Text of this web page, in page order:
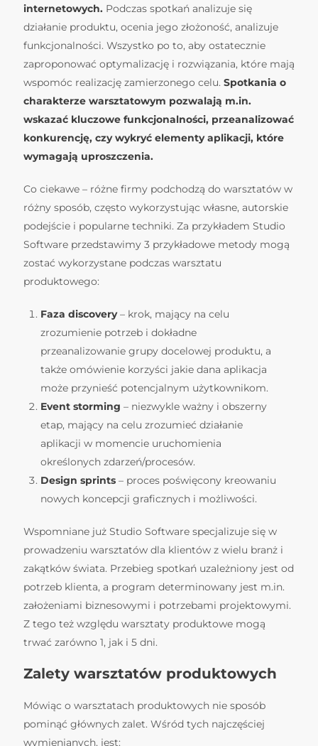
internetowych. Podczas spotkań analizuje się
działanie produktu, ocenia jego złożoność, analizuje
funkcjonalności. Wszystko po to, aby ostatecznie
zaproponować optymalizację i rozwiązania, które mają
wspomóc realizację zamierzonego celu. Spotkania o
charakterze warsztatowym pozwalają m.in.
wskazać kluczowe funkcjonalności, przeanalizować
konkurencję, czy wykryć elementy aplikacji, które
wymagają uproszczenia.
Co ciekawe – różne firmy podchodzą do warsztatów w
różny sposób, często wykorzystując własne, autorskie
podejście i popularne techniki. Za przykładem Studio
Software przedstawimy 3 przykładowe metody mogą
zostać wykorzystane podczas warsztatu
produktowego:
Faza discovery– krok, mający na celu
zrozumienie potrzeb i dokładne
przeanalizowanie grupy docelowej produktu, a
także omówienie korzyści jakie dana aplikacja
może przynieść potencjalnym użytkownikom.
Event storming – niezwykle ważny i obszerny
etap, mający na celu zrozumieć działanie
aplikacji w momencie uruchomienia
określonych zdarzeń/procesów.
Design sprints – proces poświęcony kreowaniu
nowych koncepcji graficznych i możliwości.
Wspomniane już Studio Software specjalizuje się w
prowadzeniu warsztatów dla klientów z wielu branż i
zakątków świata. Przebieg spotkań uzależniony jest od
potrzeb klienta, a program determinowany jest m.in.
założeniami biznesowymi i potrzebami projektowymi.
Z tego też względu warsztaty produktowe mogą
trwać zarówno 1, jak i 5 dni.
Zalety warsztatów produktowych
Mówiąc o warsztatach produktowych nie sposób
pominąć głównych zalet. Wśród tych najczęściej
wymienianych, jest: